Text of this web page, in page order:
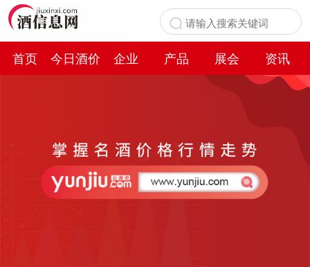
首页 今日酒价 企业 产品 展会
资讯